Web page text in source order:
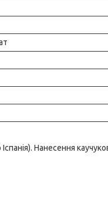
Нанесення